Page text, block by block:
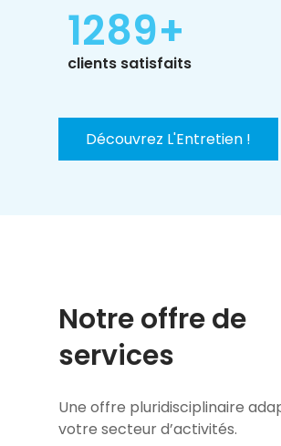
1500+
clients satisfaits
Découvrez L'Entretien !
Notre offre de
services
Une offre pluridisciplinaire
votre secteur d’activités.